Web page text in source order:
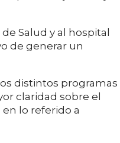
Salud y al hospital
de generar un
distintos programas
claridad sobre el
lo referido a